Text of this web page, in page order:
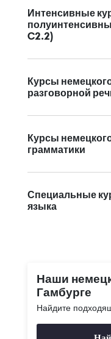
Интенсивные
C2.2)
Курсы
разговорной
Курсы
грамматики
Специальные
языка
Наши
Гамбурге
Найдите